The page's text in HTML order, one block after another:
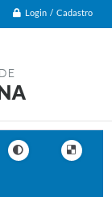
Login / Cadastro